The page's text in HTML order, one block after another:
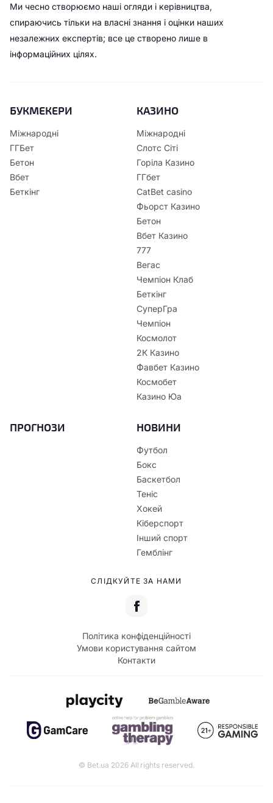
Ми чесно створюємо наші огляди і керівництва,
спираючись тільки на власні знання і оцінки наших
незалежних експертів; все це створено лише в
інформаційних цілях.
БУКМЕКЕРИ
Міжнародні
ГГБет
Бетон
Вбет
Беткінг
КАЗИНО
Міжнародні
Слотс Сіті
Горіла Казино
ГГбет
CatBet casino
Фьорст Казино
Бетон
Вбет Казино
777
Вегас
Чемпіон Клаб
Беткінг
СуперГра
Чемпіон
Космолот
2К Казино
Фавбет Казино
Космобет
Казино Юа
ПРОГНОЗИ НОВИНИ
Футбол
Бокс
Баскетбол
Теніс
Хокей
Кіберспорт
Інший спорт
Гемблінг
СЛІДКУЙТЕ ЗА НАМИ
Політика конфіденційності
Умови користування сайтом
Контакти
© Bet.ua 2026 All rights reserved.